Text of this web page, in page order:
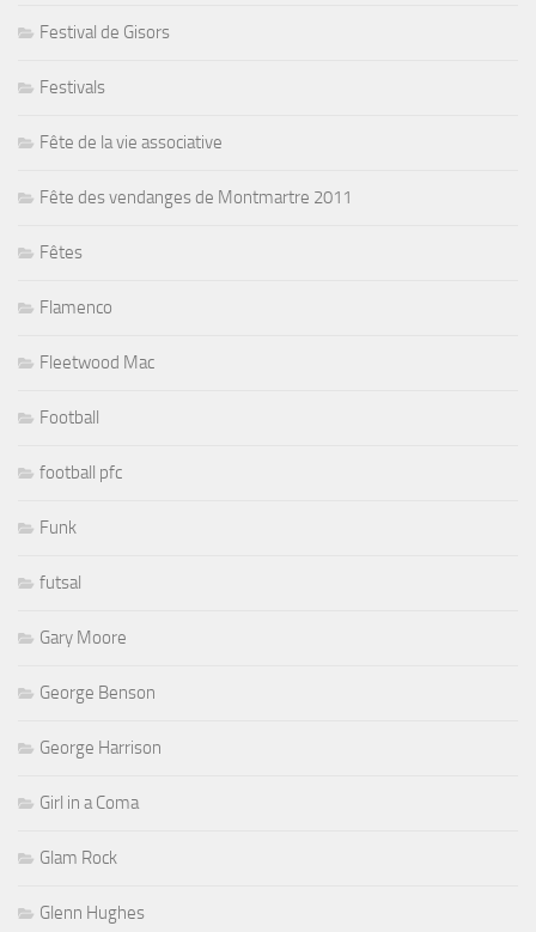
Festival de Gisors
Festivals
Fête de la vie associative
Fête des vendanges de Montmartre 2011
Fêtes
Flamenco
Fleetwood Mac
Football
football pfc
Funk
futsal
Gary Moore
George Benson
George Harrison
Girl in a Coma
Glam Rock
Glenn Hughes